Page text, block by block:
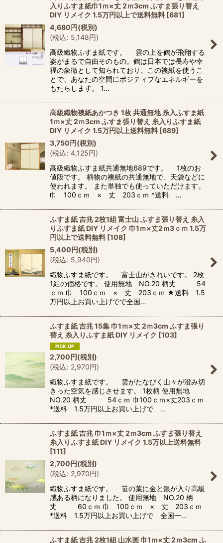
入りふすま紙巾1ｍ×丈 2ｍ3cm ふすま張り替え
DIY リメイク 1.5万円以上で送料無料 [681]
4,680円(税別)
(税込: 5,148円)
高級織物ふすま紙です。 雲の上を鶴が飛翔する
姿がまるで自由そのもの。鶴は日本では長寿や幸
福の象徴として知られており、この襖紙を使うこ
とで、あなたの空間にポジティブなエネルギーを
もたらします。 1…
高級織物襖紙あかつき 1枚 共通無地 糸入ふすま紙
1ｍ×丈 2ｍ3cm ふすま張り替え 糸入りふすま紙
DIY リメイク 1.5万円以上送料無料 [689]
3,750円(税別)
(税込: 4,125円)
高級織物ふすま紙共通無地689です。 1枚のお
値段です。 柄物の襖紙の共通無地で、天袋などに
使われます。 また単独でも使っていただけます。
巾 100ｃｍ × 丈 203ｃｍ *送料 …
ふすま紙 吉兆 2枚1組 富士山 ふすま張り替え 糸入
りふすま紙 DIY リメイク 巾1ｍ×丈2ｍ3ｃｍ 1.5万
円以上で送料無料 [108]
5,400円(税別)
(税込: 5,940円)
織物ふすま紙です。 富士山がきれいです。 2枚
1組の価格です。 使用無地 NO.20 柄丈 54
ｃｍ 巾 100ｃｍ × 丈 203ｃｍ ★送料 1.5
万円以上お買い上げでで全国…
ふすま紙 吉兆 15集 巾1ｍ×丈 2ｍ3cm ふすま張り
替え 糸入りふすま紙 DIY リメイク [103]
2,700円(税別)
(税込: 2,970円)
織物ふすま紙です。 雲がたなびく山々が澄み切
きった空気を感じさせます。 1枚柄 使用無地
NO.20 柄丈 54ｃｍ 巾100ｃｍ×丈203ｃｍ
*送料 1.5万円以上お買い上げで …
ふすま紙 吉兆 巾1ｍ×丈 2ｍ3cm ふすま張り替え
糸入りふすま紙 DIY リメイク 1.5万以上送料無料
[111]
2,700円(税別)
(税込: 2,970円)
織物ふすま紙です。 笹の葉に金と銀が入り高級
感ある柄になりました。 使用無地 NO.20 柄
丈 60ｃｍ 巾 100ｃｍ × 丈 203ｃｍ
*送料 1.5万円以上お買い上げで 全国一…
ふすま紙 吉兆 2枚1組 山水画 巾1ｍ×丈 2ｍ3cm ふ